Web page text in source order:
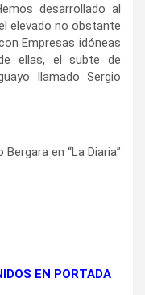
desarrollado al
elevado no obstante
Empresas idóneas
ellas, el subte de
llamado Sergio
en “La Diaria”
EN PORTADA